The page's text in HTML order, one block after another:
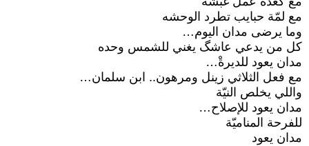
مع لمّة حبايب تطرد الوحشه
وما يرضى مدان اليوم…
كل من يدعي عاشگ يغني للشمس وحده
مدان يعود للديرةْ…
مع فعل الثلاثي زينل ومرهون.. ابن سلمان…
واللي يخلص النيّة
مدان يعود للإصلاح…
للفرحة المناميّة
مدان يعود